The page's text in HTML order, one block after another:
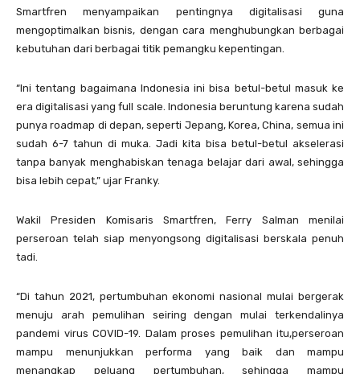
Smartfren menyampaikan pentingnya digitalisasi guna
mengoptimalkan bisnis, dengan cara menghubungkan berbagai
kebutuhan dari berbagai titik pemangku kepentingan.
“Ini tentang bagaimana Indonesia ini bisa betul-betul masuk ke
era digitalisasi yang full scale. Indonesia beruntung karena sudah
punya roadmap di depan, seperti Jepang, Korea, China, semua ini
sudah 6-7 tahun di muka. Jadi kita bisa betul-betul akselerasi
tanpa banyak menghabiskan tenaga belajar dari awal, sehingga
bisa lebih cepat,” ujar Franky.
Wakil Presiden Komisaris Smartfren, Ferry Salman menilai
perseroan telah siap menyongsong digitalisasi berskala penuh
tadi.
“Di tahun 2021, pertumbuhan ekonomi nasional mulai bergerak
menuju arah pemulihan seiring dengan mulai terkendalinya
pandemi virus COVID-19. Dalam proses pemulihan itu,perseroan
mampu menunjukkan performa yang baik dan mampu
menangkap peluang pertumbuhan, sehingga mampu